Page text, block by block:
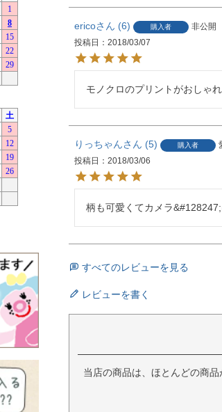
erico 6 購入者
非公開
投稿日
2018/03/07
モノクロのプリントがおしゃ
りっちゃん 5 購入者
投稿日
2018/03/06
柄も可愛くてカメラ
すべてのレビューを見る
レビューを書く
当店の商品は、ほとんどの商